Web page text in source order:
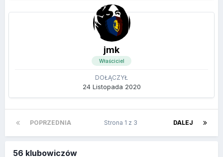
jmk
Właściciel
DOŁĄCZYŁ
24 Listopada 2020
POPRZEDNIA DALEJ
Strona 1 z 3
56 klubowiczów